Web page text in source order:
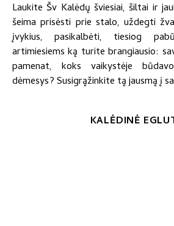
Laukite Šv Kalėdų šviesiai, šiltai ir
šeima prisėsti prie stalo, uždegti
įvykius, pasikalbėti, tiesiog
artimiesiems ką turite brangiausio:
pamenat, koks vaikystėje
dėmesys? Susigrąžinkite tą jausmą į
KALĖDINĖ